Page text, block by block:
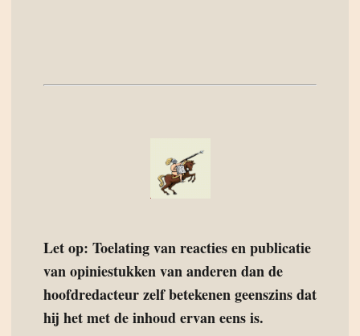
Let op: Toelating van reacties en publicatie
van opiniestukken van anderen dan de
hoofdredacteur zelf betekenen geenszins dat
hij het met de inhoud ervan eens is.